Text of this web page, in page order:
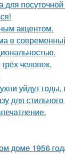
для
акцентом.
в
человек.
уйдут
для
доме 1956